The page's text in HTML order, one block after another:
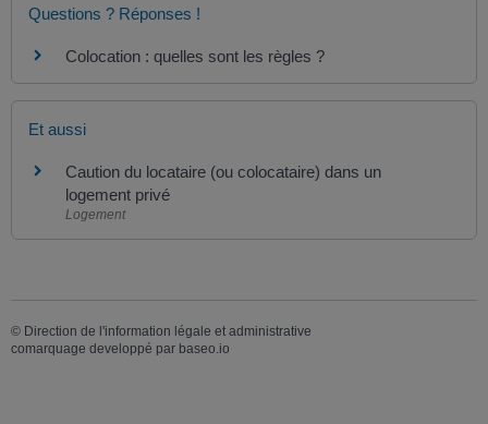
Questions ? Réponses !
Colocation : quelles sont les règles ?
Et aussi
Caution du locataire (ou colocataire) dans un
logement privé
Logement
© Direction de l'information légale et administrative
comarquage developpé par baseo.io